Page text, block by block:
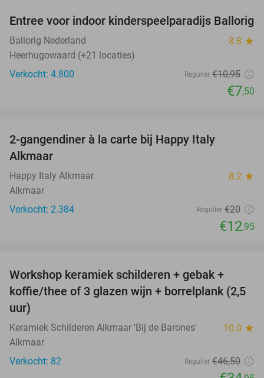
32%
Entree voor indoor kinderspeelparadijs Ballorig
Ballorig Nederland 8.8 star
Heerhugowaard (+21 locaties)
Verkocht: 4.800
Regulier €10,95
€7,50
2-gangendiner à la carte bij Happy Italy
Alkmaar
Happy Italy Alkmaar 8.2 star
Alkmaar
Verkocht: 2.384
Regulier €20
€12,95
Workshop keramiek schilderen + gebak +
koffie/thee of 3 glazen wijn + borrelplank (2,5
uur)
Keramiek Schilderen Alkmaar 'Bij de Barones' 10.0 star
Alkmaar
Verkocht: 82
Regulier €46,50